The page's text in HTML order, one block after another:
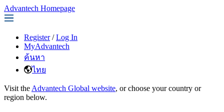
Advantech Homepage
Register / Log In
MyAdvantech
ค้นหา
ไทย
Visit the Advantech Global website, or choose your country or
region below.